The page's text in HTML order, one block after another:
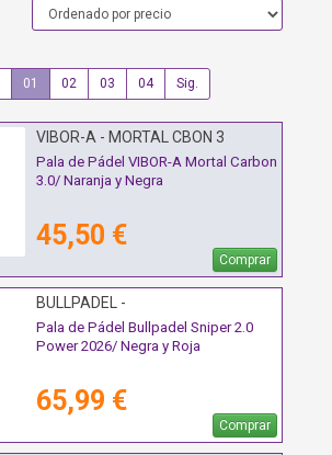
01 02 03 04 Sig.
VIBOR-A - MORTAL CBON 3
Pala de Pádel VIBOR-A Mortal Carbon
3.0/ Naranja y Negra
45,50 €
Comprar
BULLPADEL -
Pala de Pádel Bullpadel Sniper 2.0
Power 2026/ Negra y Roja
65,99 €
Comprar